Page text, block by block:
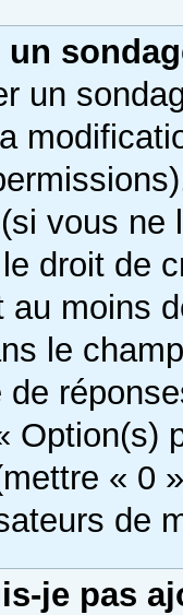
un
un
vous ne
droit de
au moins
le
Option(s)
« 0
de
je pas